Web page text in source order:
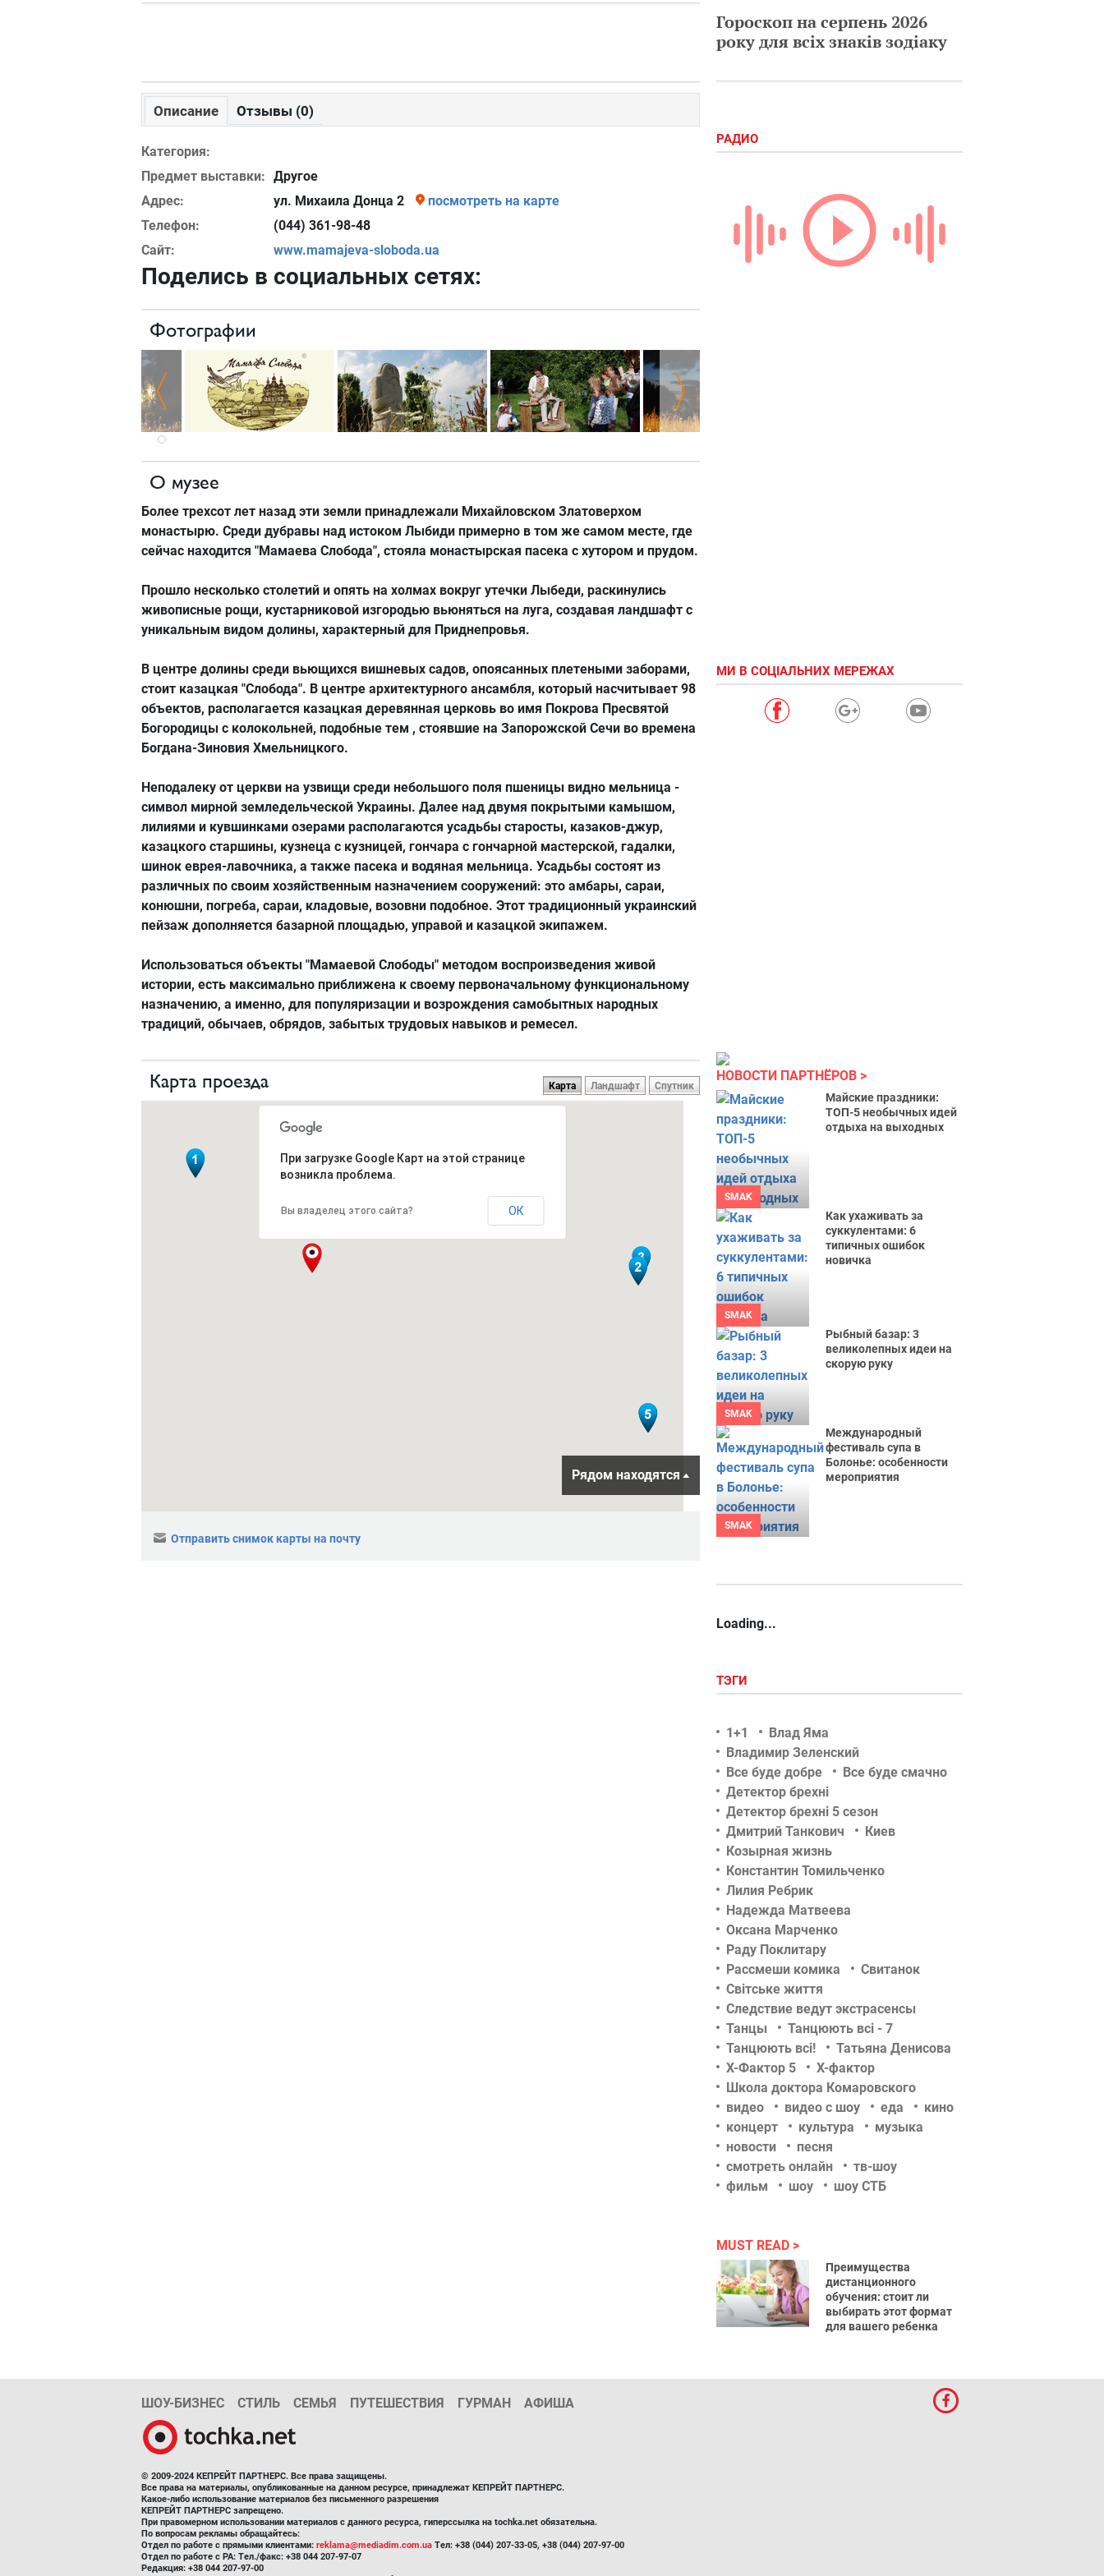
Описание Отзывы (0)
Категория:
Предмет выставки: Другое
Адрес:
ул. Михаила Донца 2
посмотреть на карте
Телефон:
(044) 361-98-48
Сайт:
www.mamajeva-sloboda.ua
Поделись в социальных сетях:
Фотографии
О музее
Более трехсот лет назад эти земли принадлежали Михайловском Златоверхом
монастырю. Среди дубравы над истоком Лыбиди примерно в том же самом месте, где
сейчас находится "Мамаева Слобода", стояла монастырская пасека с хутором и прудом.
Прошло несколько столетий и опять на холмах вокруг утечки Лыбеди, раскинулись
живописные рощи, кустарниковой изгородью вьюняться на луга, создавая ландшафт с
уникальным видом долины, характерный для Приднепровья.
В центре долины среди вьющихся вишневых садов, опоясанных плетеными заборами,
стоит казацкая "Слобода". В центре архитектурного ансамбля, который насчитывает 98
объектов, располагается казацкая деревянная церковь во имя Покрова Пресвятой
Богородицы с колокольней, подобные тем , стоявшие на Запорожской Сечи во времена
Богдана-Зиновия Хмельницкого.
Неподалеку от церкви на узвищи среди небольшого поля пшеницы видно мельница -
символ мирной земледельческой Украины. Далее над двумя покрытыми камышом,
лилиями и кувшинками озерами располагаются усадьбы старосты, казаков-джур,
казацкого старшины, кузнеца с кузницей, гончара с гончарной мастерской, гадалки,
шинок еврея-лавочника, а также пасека и водяная мельница. Усадьбы состоят из
различных по своим хозяйственным назначением сооружений: это амбары, сараи,
конюшни, погреба, сараи, кладовые, возовни подобное. Этот традиционный украинский
пейзаж дополняется базарной площадью, управой и казацкой экипажем.
Использоваться объекты "Мамаевой Слободы" методом воспроизведения живой
истории, есть максимально приближена к своему первоначальному функциональному
назначению, а именно, для популяризации и возрождения самобытных народных
традиций, обычаев, обрядов, забытых трудовых навыков и ремесел.
Карта проезда Карта Ландшафт Спутник
При загрузке Google Карт на этой странице
возникла проблема.
Вы владелец этого сайта? ОК
Рядом находятся
Отправить снимок карты на почту
Гороскоп на серпень 2026
року для всіх знаків зодіаку
РАДИО
МИ В СОЦІАЛЬНИХ МЕРЕЖАХ
НОВОСТИ ПАРТНЁРОВ
SMAK
Майские праздники:
ТОП-5 необычных идей
отдыха на выходных
SMAK
Как ухаживать за
суккулентами: 6
типичных ошибок
новичка
SMAK
Рыбный базар: 3
великолепных идеи на
скорую руку
SMAK
Международный
фестиваль супа в
Болонье: особенности
мероприятия
Loading...
ТЭГИ
1+1
Влад Яма
Владимир Зеленский
Все буде добре
Все буде смачно
Детектор брехні
Детектор брехні 5 сезон
Дмитрий Танкович
Киев
Козырная жизнь
Константин Томильченко
Лилия Ребрик
Надежда Матвеева
Оксана Марченко
Раду Поклитару
Рассмеши комика
Свитанок
Світське життя
Следствие ведут экстрасенсы
Танцы
Танцюють всі - 7
Танцюють всі!
Татьяна Денисова
Х-Фактор 5
Х-фактор
Школа доктора Комаровского
видео
видео с шоу еда
кино
концерт
культура
музыка
новости
песня
смотреть онлайн
тв-шоу
фильм
шоу шоу СТБ
MUST READ
Преимущества
дистанционного
обучения: стоит ли
выбирать этот формат
для вашего ребенка
ШОУ-БИЗНЕС СТИЛЬ СЕМЬЯ ПУТЕШЕСТВИЯ ГУРМАН АФИША
© 2009-2024 КЕПРЕЙТ ПАРТНЕРС. Все права защищены.
Все права на материалы, опубликованные на данном ресурсе, принадлежат КЕПРЕЙТ ПАРТНЕРС.
Какое-либо использование материалов без письменного разрешения
КЕПРЕЙТ ПАРТНЕРС запрещено.
При правомерном использовании материалов с данного ресурса, гиперссылка на tochka.net обязательна.
По вопросам рекламы обращайтесь:
Отдел по работе с прямыми клиентами: reklama@mediadim.com.ua Тел: +38 (044) 207-33-05, +38 (044) 207-97-00
Отдел по работе с РА: Тел./факс: +38 044 207-97-07
Редакция: +38 044 207-97-00